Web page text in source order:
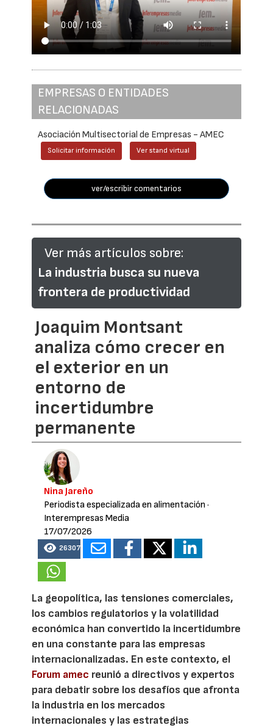
EMPRESAS O ENTIDADES
RELACIONADAS
Asociación Multisectorial de Empresas - AMEC
Solicitar información Ver stand virtual
ver/escribir comentarios
Ver más artículos sobre:
La industria busca su nueva
frontera de productividad
Joaquim Montsant
analiza cómo crecer en
el exterior en un
entorno de
incertidumbre
permanente
Nina Jareño
Periodista especializada en alimentación ·
Interempresas Media
17/07/2026
26307
La geopolítica, las tensiones comerciales,
los cambios regulatorios y la volatilidad
económica han convertido la incertidumbre
en una constante para las empresas
internacionalizadas. En este contexto, el
Forum amec reunió a directivos y expertos
para debatir sobre los desafíos que afronta
la industria en los mercados
internacionales y las estrategias